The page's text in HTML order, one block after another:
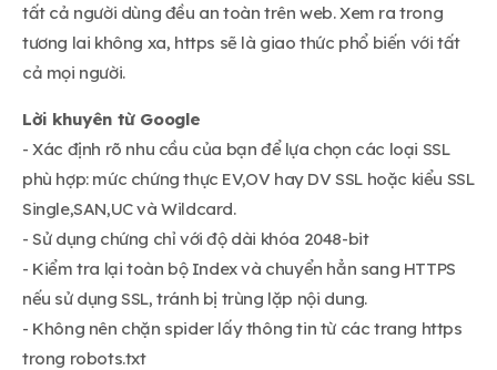
tất cả người dùng đều an toàn trên web. Xem ra trong
tương lai không xa, https sẽ là giao thức phổ biến với tất
cả mọi người.
Lời khuyên từ Google
- Xác định rõ nhu cầu của bạn để lựa chọn các loại SSL
phù hợp: mức chứng thực EV,OV hay DV SSL hoặc kiểu SSL
Single,SAN,UC và Wildcard.
- Sử dụng chứng chỉ với độ dài khóa 2048-bit
- Kiểm tra lại toàn bộ Index và chuyển hẳn sang HTTPS
nếu sử dụng SSL, tránh bị trùng lặp nội dung.
- Không nên chặn spider lấy thông tin từ các trang https
trong robots.txt